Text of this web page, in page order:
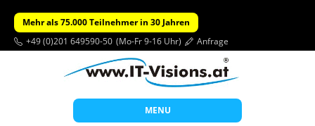
Mehr als 75.000 Teilnehmer in 30 Jahren
+49 (0)201 649590-50 (Mo-Fr 9-16 Uhr) Anfrage
MENU